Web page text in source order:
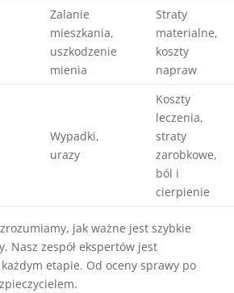
Zalanie
mieszkania,
uszkodzenie
mienia
Straty
materialne,
koszty
napraw
Wypadki,
urazy
Koszty
leczenia,
straty
zarobkowe,
ból i
cierpienie
zrozumiamy, jak ważne jest szybkie
Nasz zespół ekspertów jest
etapie. Od oceny sprawy po